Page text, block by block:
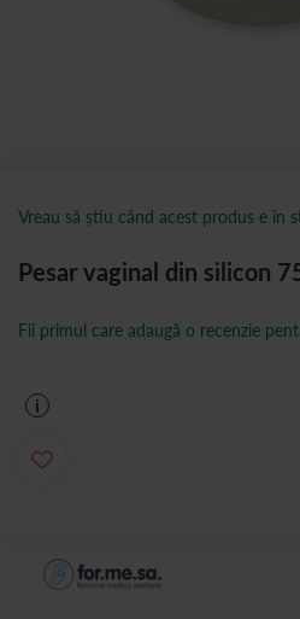
Pesar vaginal din silicon
Fii primul care adaugă o recenzie
i
Vreau să știu când acest produs e în